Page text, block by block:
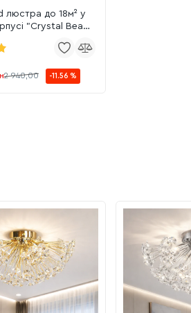
люстра до 18м² у
"Crystal Beam
2 940,00 -11.56 %